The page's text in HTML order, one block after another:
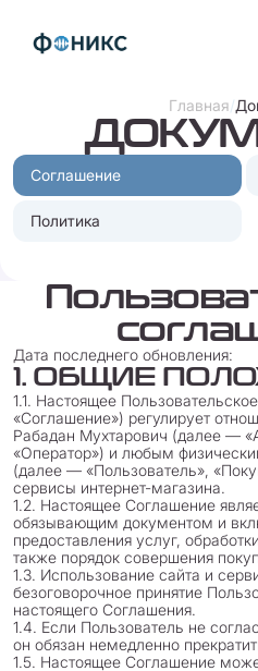
Главная/
Соглашение
Политика
Дата последнего обновления:
1. ОБЩИЕ
1.1. Настоящее
«Соглашение») регулирует
Рабадан Мухтарович (далее —
«Оператор») и любым
(далее — «Пользователь»,
сервисы интернет-магазина.
1.2. Настоящее Соглашение
обязывающим документом и
предоставления услуг,
также порядок совершения
1.3. Использование сайта и
безоговорочное принятие
настоящего Соглашения.
1.4. Если Пользователь не
он обязан немедленно
1.5. Настоящее Соглашение